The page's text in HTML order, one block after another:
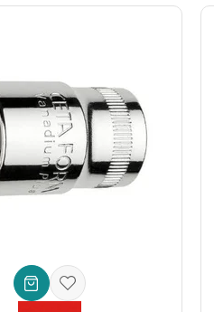
uygulayabilirsiniz. Sepetinize